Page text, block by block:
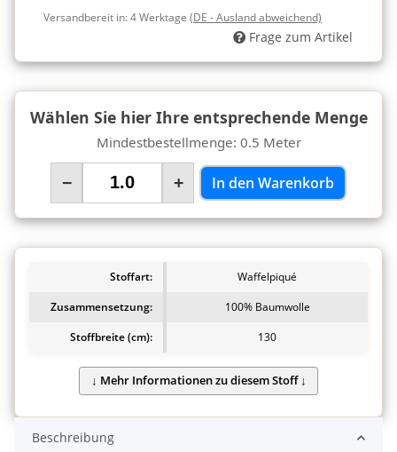
Versandbereit in:4 Werktage (DE - Ausland abweichend)
Frage zum Artikel
Wählen Sie hier Ihre entsprechende Menge
Mindestbestellmenge: 0.5 Meter
− + In den Warenkorb
Stoffart:
Waffelpiqué
Zusammensetzung:
100% Baumwolle
Stoffbreite (cm):
130
Beschreibung